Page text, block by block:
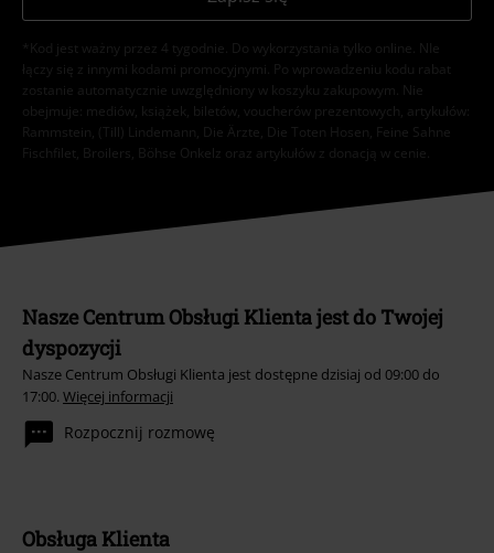
*Kod jest ważny przez 4 tygodnie. Do wykorzystania tylko online. NIe
łączy się z innymi kodami promocyjnymi. Po wprowadzeniu kodu rabat
zostanie automatycznie uwzględniony w koszyku zakupowym. Nie
obejmuje: mediów, książek, biletów, voucherów prezentowych, artykułów:
Rammstein, (Till) Lindemann, Die Ärzte, Die Toten Hosen, Feine Sahne
Fischfilet, Broilers, Böhse Onkelz oraz artykułów z donacją w cenie.
Nasze Centrum Obsługi Klienta jest do Twojej
dyspozycji
Nasze Centrum Obsługi Klienta jest dostępne dzisiaj od 09:00 do
17:00. Więcej informacji
Rozpocznij rozmowę
Obsługa Klienta